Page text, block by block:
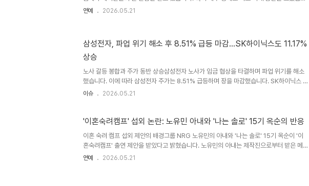
다. 강민경 씨는 최근 자신의 SNS에 상하이 여행 중 찍은 사진 여러 장을 공개했습니다. 사
한 이목구비는 더욱 돋보였습니다. 이러한 강민경 씨의 스타일은 많은 이들에게 패션 영감
을 주고 있습니다. 꾸준한 자기 관리를 통해 건강하고 아름다운 몸매를 유지하는 비결이 궁
금해집..
연예 2026.05.21
삼성전자, 파업 위기 해소 후 8.51% 급등 마감…SK하이닉스도 11.17%
상승
노사 갈등 봉합과 주가 동반 상승삼성전자 노사가 임금 협상을 타결하며 파업 위기를 해소
했습니다. 이에 따라 삼성전자 주가는 8.51% 급등하며 장을 마감했습니다. SK하이닉스 또
한 11.17%의 높은 상승률을 기록하며 시장의 긍정적인 반응을 이끌어냈습니다. 투자 전략
전략을 수립할 필요가 있습니다. 관련 업계는 이번 사태를 계기로 노사 간의 상생 협력 모델
주가 상승은 국내 증시 전반에 긍정적인 영향을 미칠 것으로 전망됩니다. 투자자..
이슈 2026.05.21
'이혼숙려캠프' 섭외 논란: 노유민 아내와 '나는 솔로' 15기 옥순의 반응
이혼 숙려 캠프 섭외 제안의 배경그룹 NRG 노유민의 아내와 '나는 솔로' 15기 옥순이 '이
혼숙려캠프' 출연 제안을 받았다고 밝혔습니다. 노유민의 아내는 제작진으로부터 받은 메시
지를 공개하며 황당하다는 반응을 보였습니다. 해당 메시지에는 출연 제안과 함께 불편을
연예 2026.05.21